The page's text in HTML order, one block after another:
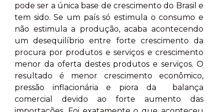
pode ser a única base de crescimento do Brasil e
tem sido. Se um país só estimula o consumo e
não estimula a produção, acaba acontecendo
um desequilíbrio entre forte crescimento da
procura por produtos e serviços e crescimento
menor da oferta destes produtos e serviços. O
resultado é menor crescimento econômico,
pressão inflacionária e piora da balança
comercial devido ao forte aumento das